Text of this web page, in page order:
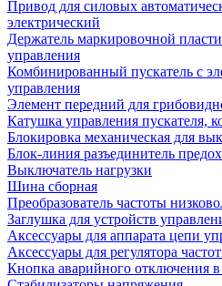
Привод для силовых
электрический
Держатель маркировочной
управления
Комбинированный пускатель с
управления
Элемент передний для
Катушка управления пускателя,
Блокировка механическая для
Блок-линия разъединитель
Выключатель нагрузки
Шина сборная
Преобразователь частоты
Заглушка для устройств
Аксессуары для аппарата цепи
Аксессуары для регулятора
Кнопка аварийного отключения в